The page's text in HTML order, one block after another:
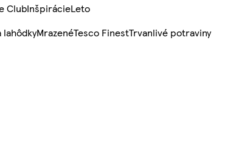
ClubInšpirácieLeto
lahôdkyMrazenéTesco FinestTrvanlivé potraviny